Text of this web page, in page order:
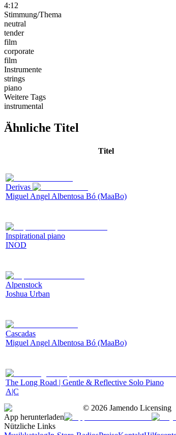
4:12
Stimmung/Thema
neutral
tender
film
corporate
film
Instrumente
strings
piano
Weitere Tags
instrumental
Ähnliche Titel
Titel
Derivas
Miguel Angel Albentosa Bó (MaaBo)
Inspirational piano
INOD
Alpenstock
Joshua Urban
Cascadas
Miguel Angel Albentosa Bó (MaaBo)
The Long Road | Gentle & Reflective Solo Piano
A|C
© 2026 Jamendo Licensing
App herunterladen
Nützliche Links